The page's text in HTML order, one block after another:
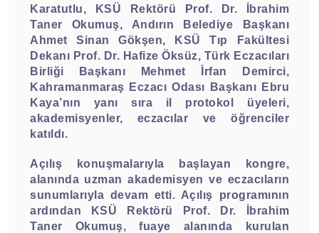
Karatutlu, KSÜ Rektörü Prof. Dr. İbrahim
Taner Okumuş, Andırın Belediye Başkanı
Ahmet Sinan Gökşen, KSÜ Tıp Fakültesi
Dekanı Prof. Dr. Hafize Öksüz, Türk Eczacıları
Birliği Başkanı Mehmet İrfan Demirci,
Kahramanmaraş Eczacı Odası Başkanı Ebru
Kaya’nın yanı sıra il protokol üyeleri,
akademisyenler, eczacılar ve öğrenciler
katıldı.
Açılış konuşmalarıyla başlayan kongre,
alanında uzman akademisyen ve eczacıların
sunumlarıyla devam etti. Açılış programının
ardından KSÜ Rektörü Prof. Dr. İbrahim
Taner Okumuş, fuaye alanında kurulan